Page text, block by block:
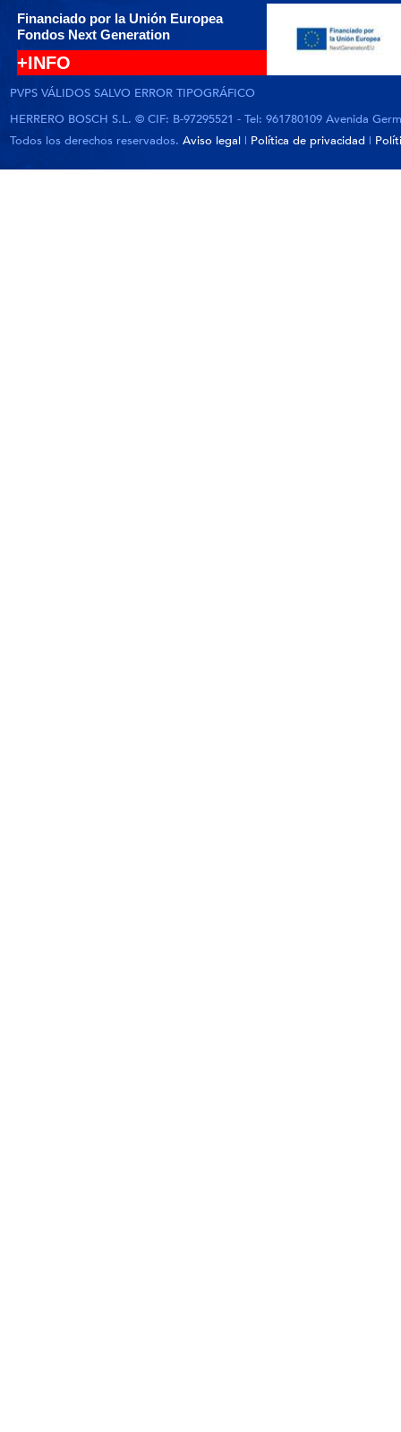
Financiado por la Unión Europea
Fondos Next Generation
+INFO
PVPS VÁLIDOS SALVO ERROR TIPOGRÁFICO
HERRERO BOSCH S.L. © CIF: B-97295521 - Tel: 961780109 Avenida
Todos los derechos reservados. Aviso legal | Política de privacidad |